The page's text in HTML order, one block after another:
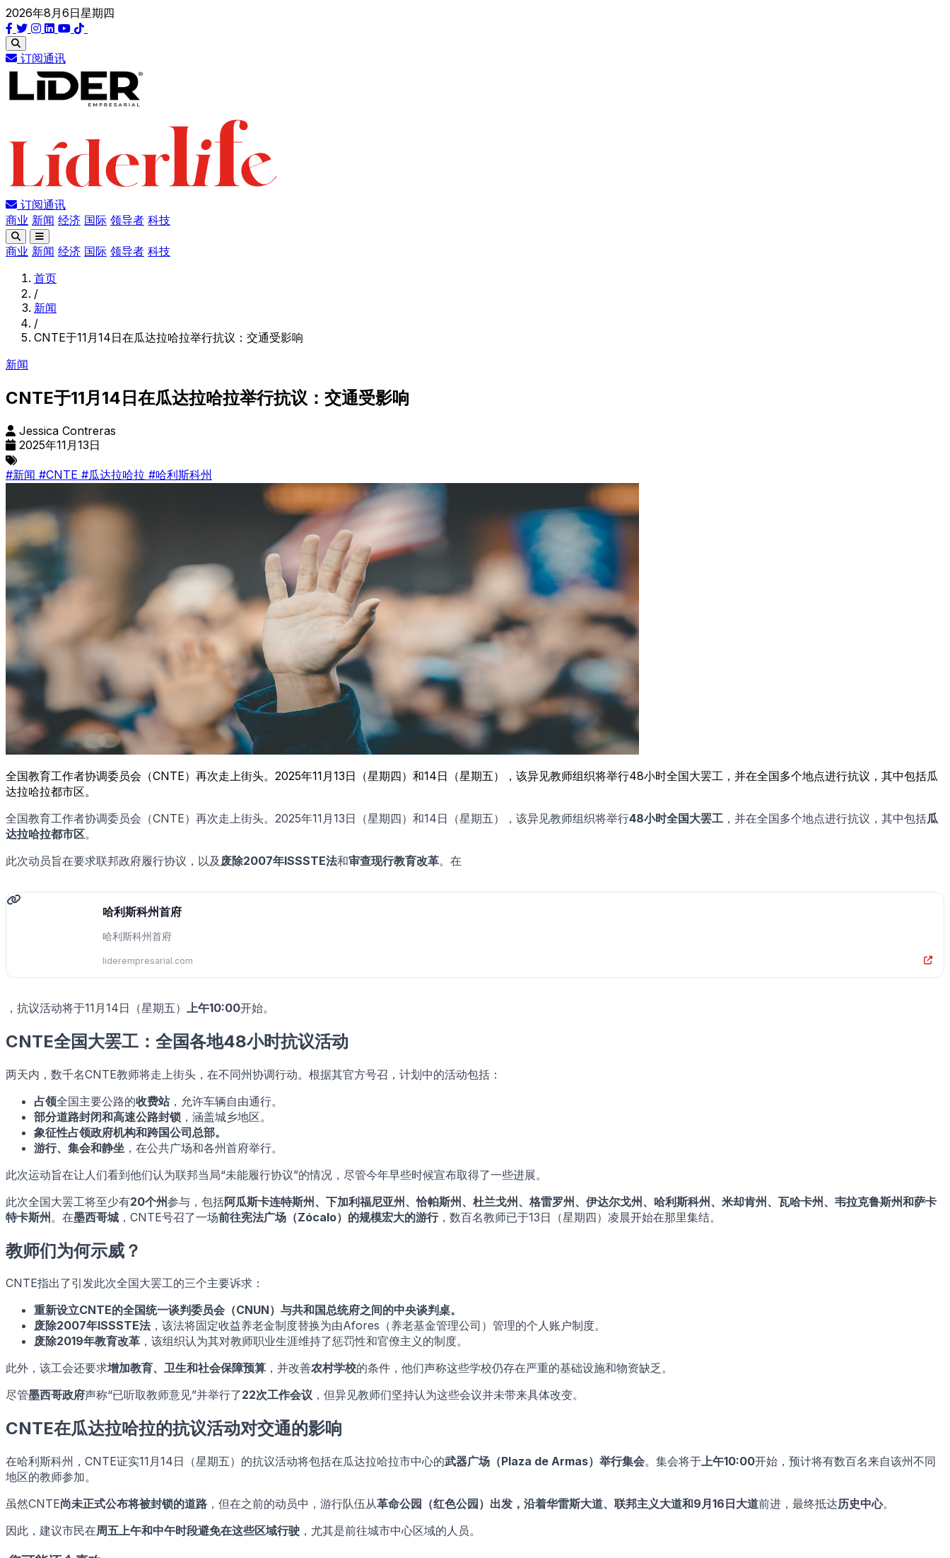
2026年8月6日星期四
订阅通讯
订阅通讯
商业 新闻 经济 国际 领导者 科技
商业 新闻 经济 国际 领导者 科技
首页
/
新闻
/
CNTE于11月14日在瓜达拉哈拉举行抗议：交通受影响
新闻
CNTE于11月14日在瓜达拉哈拉举行抗议：交通受影响
Jessica Contreras
2025年11月13日
#新闻 #CNTE #瓜达拉哈拉 #哈利斯科州
全国教育工作者协调委员会（CNTE）再次走上街头。2025年11月13日（星期四）和14日（星期五），该异见教师组织将举行48小时全国大罢工，并在全国多个地点进行抗议，其中包括瓜
达拉哈拉都市区。
全国教育工作者协调委员会（CNTE）再次走上街头。2025年11月13日（星期四）和14日（星期五），该异见教师组织将举行48小时全国大罢工 ，并在全国多个地点进行抗议，其中包括瓜
达拉哈拉都市区。
此次动员旨在要求联邦政府履行协议，以及 废除2007年ISSSTE法和审查现行教育改革。在
哈利斯科州首府
哈利斯科州首府
liderempresarial.com
，抗议活动将于11月14日（星期五） 上午10:00开始。
CNTE全国大罢工：全国各地48小时抗议活动
两天内，数千名CNTE教师将走上街头，在不同州协调行动。根据其官方号召，计划中的活动包括：
占领全国主要公路的收费站，允许车辆自由通行。
部分道路封闭和高速公路封锁 ，涵盖城乡地区。
象征性占领政府机构和跨国公司总部。
游行、集会和静坐 ，在公共广场和各州首府举行。
此次运动旨在让人们看到他们认为联邦当局“未能履行协议”的情况，尽管今年早些时候宣布取得了一些进展。
此次全国大罢工将至少有20个州参与，包括阿瓜斯卡连特斯州、下加利福尼亚州、恰帕斯州、杜兰戈州、格雷罗州、伊达尔戈州、哈利斯科州、米却肯州、瓦哈卡州、韦拉克鲁斯州和萨卡
特卡斯州 。在墨西哥城 ，CNTE号召了一场前往宪法广场（Zócalo）的规模宏大的游行，数百名教师已于13日（星期四）凌晨开始在那里集结。
教师们为何示威？
CNTE指出了引发此次全国大罢工的三个主要诉求：
重新设立CNTE的全国统一谈判委员会（CNUN）与共和国总统府之间的中央谈判桌。
废除2007年ISSSTE法，该法将固定收益养老金制度替换为由Afores（养老基金管理公司）管理的个人账户制度。
废除2019年教育改革 ，该组织认为其对教师职业生涯维持了惩罚性和官僚主义的制度。
此外，该工会还要求增加教育、卫生和社会保障预算 ，并改善农村学校的条件，他们声称这些学校仍存在严重的基础设施和物资缺乏。
尽管墨西哥政府声称“已听取教师意见”并举行了22次工作会议 ，但异见教师们坚持认为这些会议并未带来具体改变。
CNTE在瓜达拉哈拉的抗议活动对交通的影响
在哈利斯科州，CNTE证实11月14日（星期五）的抗议活动将包括在瓜达拉哈拉市中心的武器广场（Plaza de Armas）举行集会。集会将于上午10:00开始，预计将有数百名来自该州不同
地区的教师参加。
虽然CNTE尚未正式公布将被封锁的道路 ，但在之前的动员中，游行队伍从革命公园（红色公园） 出发，沿着华雷斯大道、联邦主义大道和9月16日大道前进，最终抵达历史中心。
因此，建议市民在周五上午和中午时段避免在这些区域行驶 ，尤其是前往城市中心区域的人员。